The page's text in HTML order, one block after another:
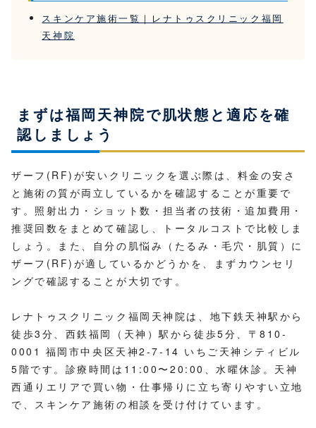
スキンケア施術一覧｜レナトゥスクリニック福岡
天神院
まずは福岡天神院で肌状態と適応を確
認しましょう
ザーフ(RF)が安いクリニックを選ぶ際は、料金の安さ
と施術の質が両立しているかを確認することが重要で
す。照射出力・ショット数・担当者の技術・追加費用・
推奨回数をまとめて確認し、トータルコストで比較しま
しょう。また、自分の肌悩み（たるみ・毛穴・肌質）に
ザーフ(RF)が適しているかどうかを、まずカウンセリ
ングで確認することが大切です。
レナトゥスクリニック福岡天神院は、地下鉄天神駅から
徒歩3分、西鉄福岡（天神）駅から徒歩5分、〒810-
0001 福岡市中央区天神2-7-14 いちご天神シティビル
5階です。診療時間は11:00〜20:00、水曜休診。天神
西通りエリアで買い物・仕事帰りに立ち寄りやすい立地
で、スキンケア施術の相談を受け付けています。